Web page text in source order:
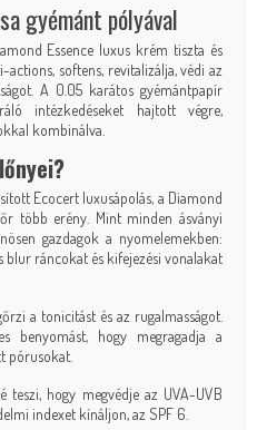
gyémánt pólyával
Essence luxus krém tiszta és
softens, revitalizálja, védi az
A 0.05 karátos gyémántpapír
intézkedéseket hajtott végre,
kombinálva.
Ecocert luxusápolás, a Diamond
több erény. Mint minden ásványi
gazdagok a nyomelemekben:
blur ráncokat és kifejezési vonalakat
a tonicitást és az rugalmasságot.
benyomást, hogy megragadja a
pórusokat.
teszi, hogy megvédje az UVA-UVB
indexet kínáljon, az SPF 6.